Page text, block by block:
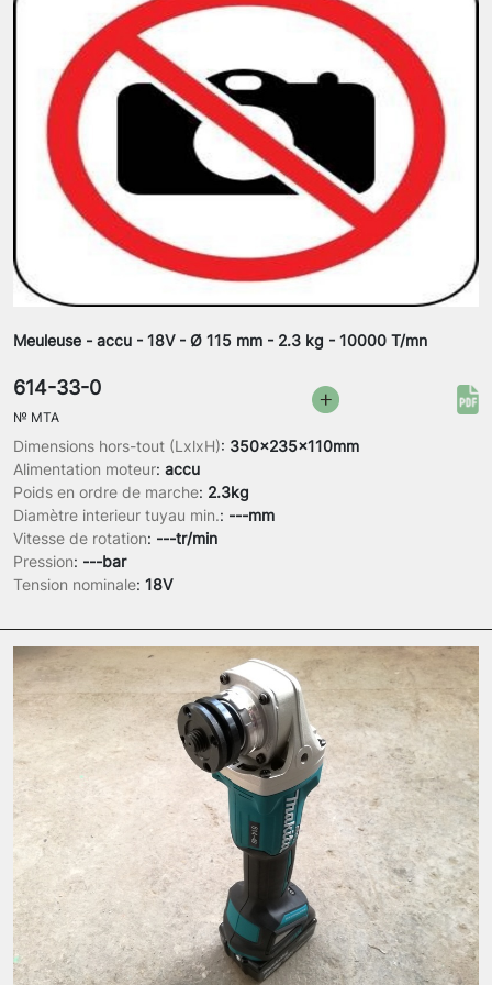
Meuleuse - accu - 18V - Ø 115 mm - 2.3 kg - 10000 T/mn
Dimensions hors-tout (LxlxH): 350x235x110mm
Alimentation moteur: accu
Poids en ordre de marche: 2.3kg
Diamètre interieur tuyau min.: ---mm
Vitesse de rotation: ---tr/min
Pression: ---bar
Tension nominale: 18V
614-33-0
№ MTA